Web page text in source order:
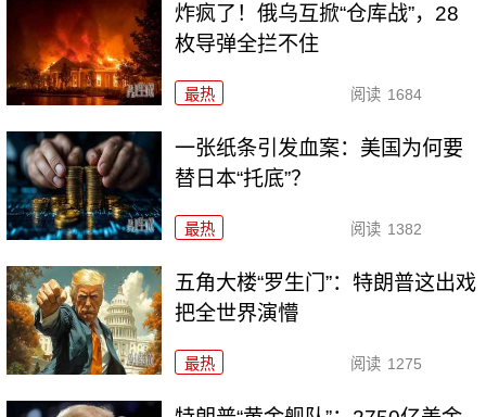
炸疯了！俄乌互掀“仓库战”，28
枚导弹全拦不住
最热 阅读 1684
一张纸条引发血案：美国为何要
替日本“托底”？
最热 阅读 1382
五角大楼“罗生门”：特朗普这出戏
把全世界演懵
最热 阅读 1275